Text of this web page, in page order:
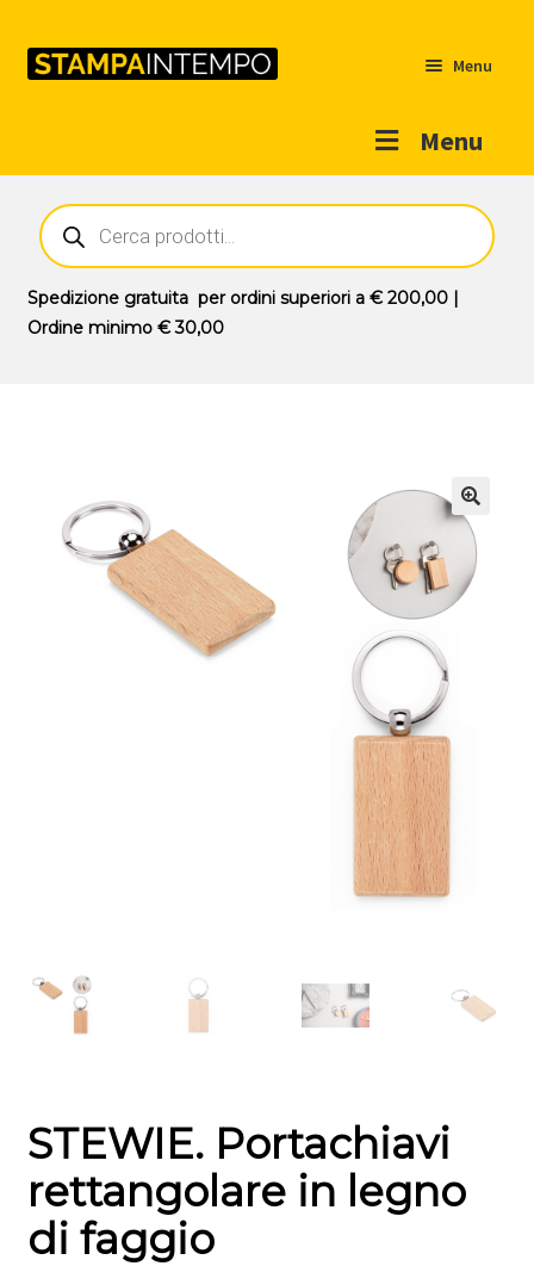
Menu
Menu
Outlet
Prodotti
Novità
Ricerca
prodotti
Spedizione gratuitaper ordini superiori a € 200,00|
Ordine minimo € 30,00
🔍
STEWIE. Portachiavi
rettangolare in legno
di faggio